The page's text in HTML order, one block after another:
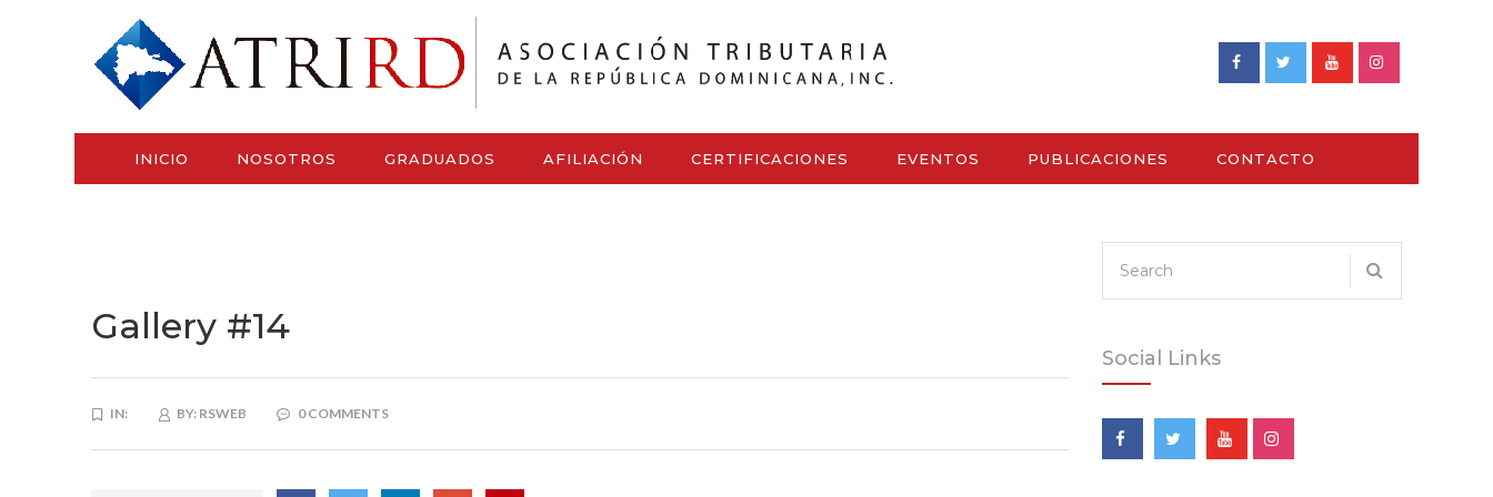
INICIO NOSOTROS GRADUADOS AFILIACIÓN CERTIFICACIONES EVENTOS PUBLICACIONES CONTACTO
Gallery #14
IN: BY: RSWEB 0 COMMENTS
Social Links